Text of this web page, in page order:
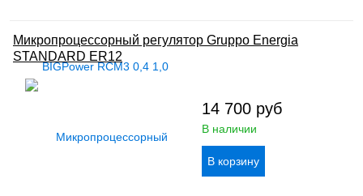
Микропроцессорный регулятор Gruppo Energia
STANDARD ER12
14 700 руб
В наличии